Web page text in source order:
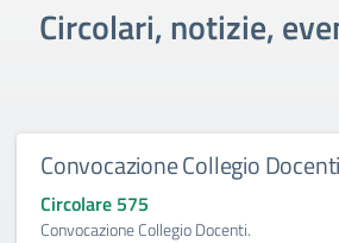
Circolari, notizie,
Convocazione Collegio
Circolare 575
Convocazione Collegio Docenti.